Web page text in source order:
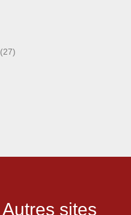
(27)
Autres sites